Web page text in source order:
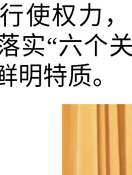
使权力
实“六个
明特质。